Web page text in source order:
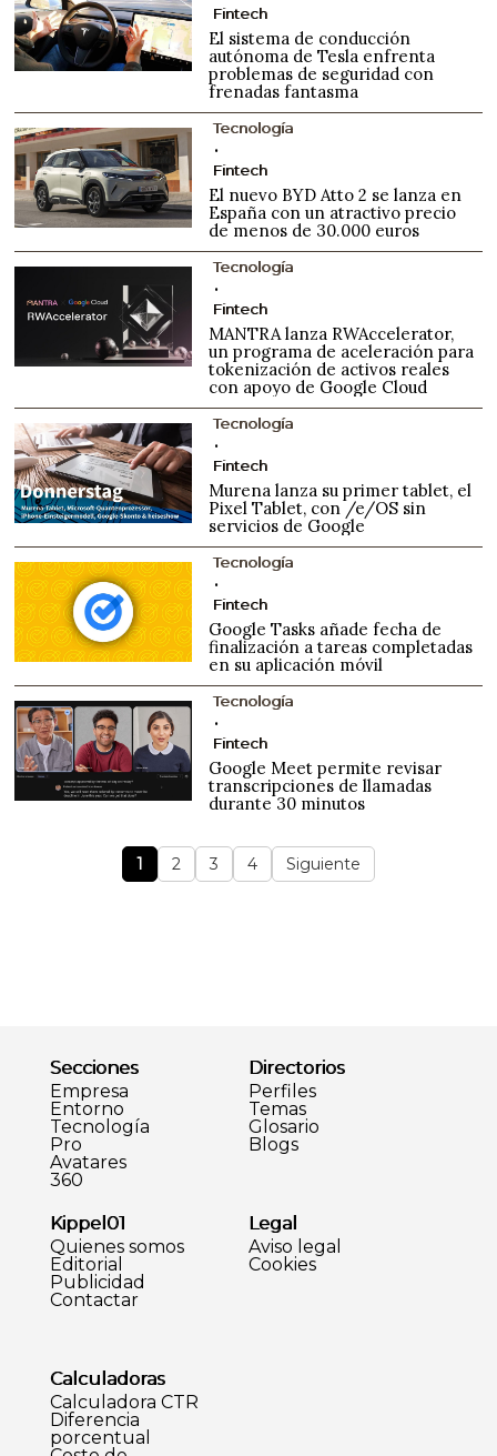
Fintech
El sistema de conducción
autónoma de Tesla enfrenta
problemas de seguridad con
frenadas fantasma
Tecnología
Fintech
El nuevo BYD Atto 2 se lanza en
España con un atractivo precio
de menos de 30.000 euros
Tecnología
Fintech
MANTRA lanza RWAccelerator,
un programa de aceleración para
tokenización de activos reales
con apoyo de Google Cloud
Tecnología
Fintech
Murena lanza su primer tablet, el
Pixel Tablet, con /e/OS sin
servicios de Google
Tecnología
Fintech
Google Tasks añade fecha de
finalización a tareas completadas
en su aplicación móvil
Tecnología
Fintech
Google Meet permite revisar
transcripciones de llamadas
durante 30 minutos
1 2 3 4 Siguiente
Secciones
Empresa
Entorno
Tecnología
Pro
Avatares
360
Directorios
Perfiles
Temas
Glosario
Blogs
Kippel01
Quienes somos
Editorial
Publicidad
Contactar
Legal
Aviso legal
Cookies
Calculadoras
Calculadora CTR
Diferencia
porcentual